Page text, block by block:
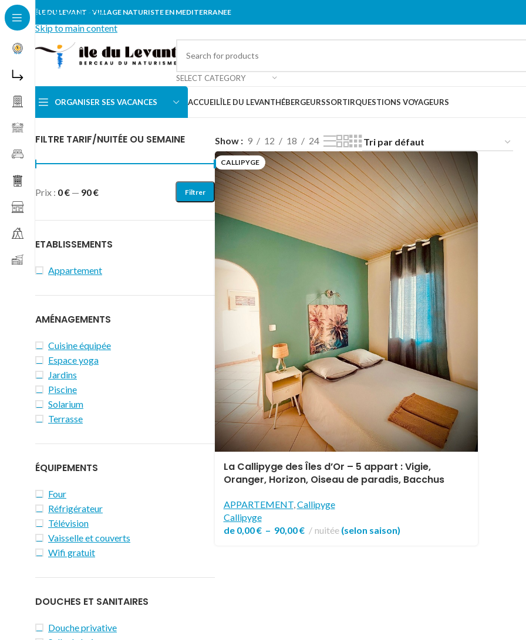
Skip to navigation
Skip to main content
ÎLE DU LEVANT - VILLAGE NATURISTE EN MEDITERRANEE
SELECT CATEGORY
ORGANISER SES VACANCES ACCUEILÎLE DU LEVANTHÉBERGEURSSORTIRQUESTIONS VOYAGEURS
Accueil/Locations vacances/APPARTEMENT/Callipyge
FILTRE TARIF/NUITÉE OU SEMAINE
Filtrer
Prix : 0 € — 90 €
ETABLISSEMENTS
Appartement
AMÉNAGEMENTS
Cuisine équipée
Espace yoga
Jardins
Piscine
Solarium
Terrasse
ÉQUIPEMENTS
Four
Réfrigérateur
Télévision
Vaisselle et couverts
Wifi gratuit
DOUCHES ET SANITAIRES
Douche privative
Show 9 12 18 24
CALLIPYGE
La Callipyge des Îles d’Or – 5 appart : Vigie,
Oranger, Horizon, Oiseau de paradis, Bacchus
APPARTEMENT,Callipyge
Callipyge
de 0,00€ – 90,00€ nuitée(selon saison)